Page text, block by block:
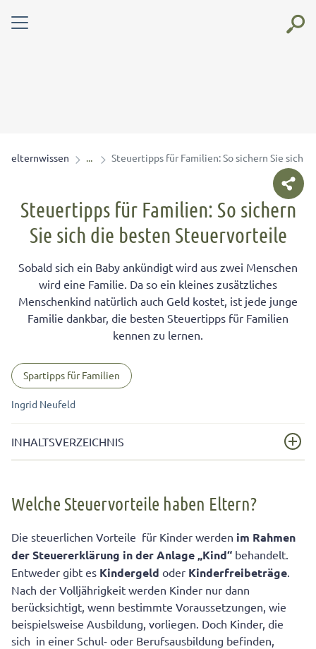
elternwissen Steuertipps für Familien: So sichern Sie sich
Steuertipps für Familien: So sichern
Sie sich die besten Steuervorteile
Sobald sich ein Baby ankündigt wird aus zwei Menschen
wird eine Familie. Da so ein kleines zusätzliches
Menschenkind natürlich auch Geld kostet, ist jede junge
Familie dankbar, die besten Steuertipps für Familien
kennen zu lernen.
Spartipps für Familien
Ingrid Neufeld
INHALTSVERZEICHNIS
Wie hoch sind die Kinderfreibeträge?
Unterstützung bei Hilfen im Haushalt
Steuertipps für Familien gibt es auch für
Alleinerziehende
Steuertipps für Familien greifen auch bei volljährigen
Kindern
Steuerfreies Geschenk vom Staat
Welche Steuervorteile haben Eltern?
Die steuerlichen Vorteile für Kinder werden im Rahmen
der Steuererklärung in der Anlage „Kind“ behandelt.
Entweder gibt es Kindergeld oder Kinderfreibeträge.
Nach der Volljährigkeit werden Kinder nur dann
berücksichtigt, wenn bestimmte Voraussetzungen, wie
beispielsweise Ausbildung, vorliegen. Doch Kinder, die
sich in einer Schul- oder Berufsausbildung befinden,